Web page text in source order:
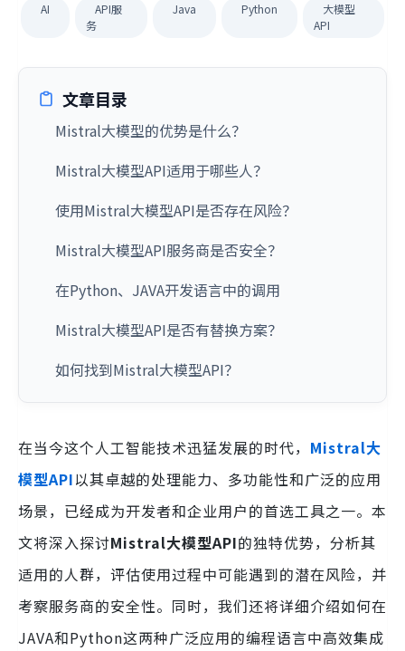
AI
API服
务
Java Python
大模型
API
文章目录
Mistral大模型的优势是什么？
Mistral大模型API适用于哪些人？
使用Mistral大模型API是否存在风险？
Mistral大模型API服务商是否安全？
在Python、JAVA开发语言中的调用
Mistral大模型API是否有替换方案？
如何找到Mistral大模型API？
在当今这个人工智能技术迅猛发展的时代， Mistral大
模型API以其卓越的处理能力、多功能性和广泛的应用
场景，已经成为开发者和企业用户的首选工具之一。本
文将深入探讨Mistral大模型API的独特优势，分析其
适用的人群，评估使用过程中可能遇到的潜在风险，并
考察服务商的安全性。同时，我们还将详细介绍如何在
JAVA和Python这两种广泛应用的编程语言中高效集成